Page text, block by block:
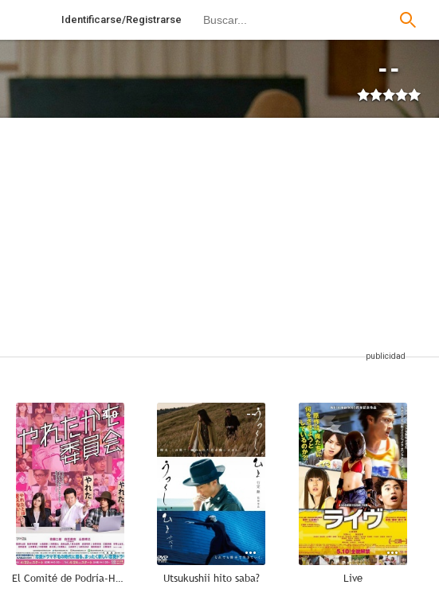
Identificarse/Registrarse
--
4.0
El Comité de Podría-Haber-Tenido-Sexo
--
Utsukushii hito saba?
--
Live